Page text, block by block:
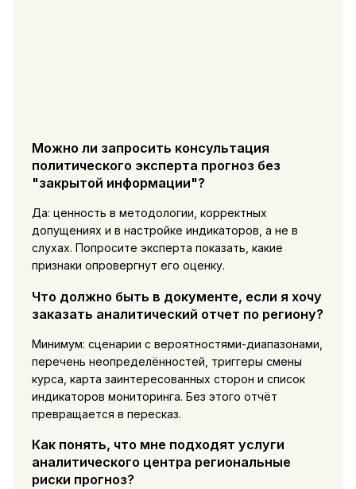
Можно ли запросить консультация
политического эксперта прогноз без
"закрытой информации"?
Да: ценность в методологии, корректных
допущениях и в настройке индикаторов, а не в
слухах. Попросите эксперта показать, какие
признаки опровергнут его оценку.
Что должно быть в документе, если я хочу
заказать аналитический отчет по региону?
Минимум: сценарии с вероятностями-диапазонами,
перечень неопределённостей, триггеры смены
курса, карта заинтересованных сторон и список
индикаторов мониторинга. Без этого отчёт
превращается в пересказ.
Как понять, что мне подходят услуги
аналитического центра региональные
риски прогноз?